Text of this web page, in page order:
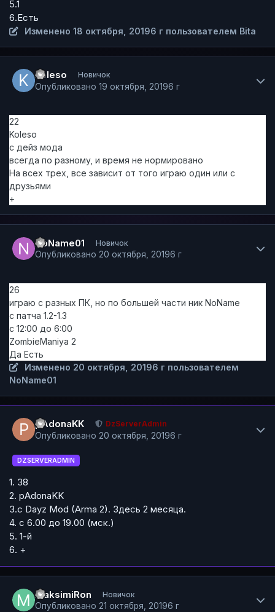
5.1
6.Есть
Изменено18 октября, 20196 г пользователем Bita
Koleso Новичок
Опубликовано 19 октября, 20196 г
22
Koleso
с дейз мода
всегда по разному, и время не нормировано
На всех трех, все зависит от того играю один или с
друзьями
+
NoName01 Новичок
Опубликовано 20 октября, 20196 г
26
играю с разных ПК, но по большей части ник NoName
с патча 1.2-1.3
с 12:00 до 6:00
ZombieManiya 2
Да Есть
Изменено 20 октября, 20196 г пользователем
NoName01
pAdonaKK DzServerAdmin
Опубликовано 20 октября, 20196 г
DZSERVERADMIN
1. 38
2. pAdonaKK
3.с Dayz Mod (Arma 2). Здесь 2 месяца.
4. с 6.00 до 19.00 (мск.)
5. 1-й
6. +
MaksimiRon Новичок
Опубликовано 21 октября, 20196 г